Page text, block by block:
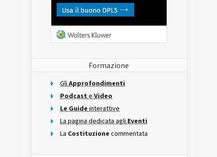
Formazione
Gli Approfondimenti
Podcast e Video
Le Guide interattive
La pagina dedicata agli Eventi
La Costituzione commentata